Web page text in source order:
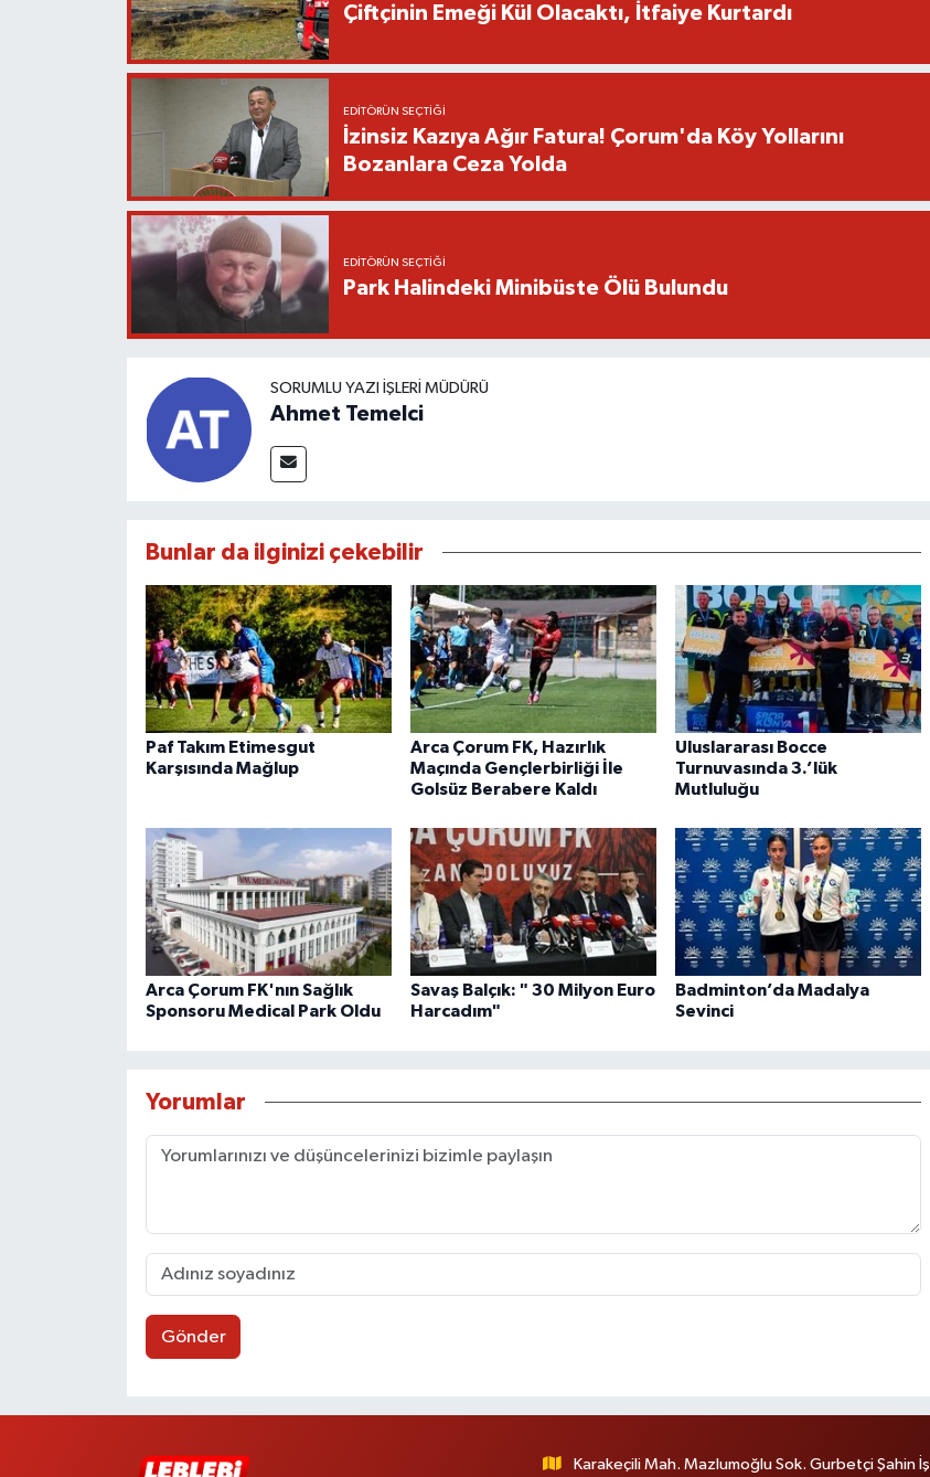
Çiftçinin Emeği Kül Olacaktı, İtfaiye Kurtardı
EDITÖRÜN SEÇTIĞI
İzinsiz Kazıya Ağır Fatura! Çorum'da Köy Yollarını
Bozanlara Ceza Yolda
EDITÖRÜN SEÇTIĞI
Park Halindeki Minibüste Ölü Bulundu
SORUMLU YAZI İŞLERI MÜDÜRÜ
Ahmet Temelci
Bunlar da ilginizi çekebilir
Paf Takım Etimesgut
Karşısında Mağlup
Arca Çorum FK, Hazırlık
Maçında Gençlerbirliği İle
Golsüz Berabere Kaldı
Uluslararası Bocce
Turnuvasında 3.’lük
Mutluluğu
Arca Çorum FK'nın Sağlık
Sponsoru Medical Park Oldu
Savaş Balçık: " 30 Milyon Euro
Harcadım"
Badminton’da Madalya
Sevinci
Yorumlar
Gönder
Karakeçili Mah. Mazlumoğlu Sok. Gurbetçi Şahin İş